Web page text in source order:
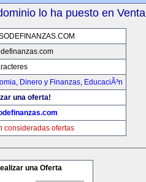
lo ha puesto en Venta
Dinero y Finanzas, EducaciÃ³n
una oferta!
consideradas ofertas
una Oferta